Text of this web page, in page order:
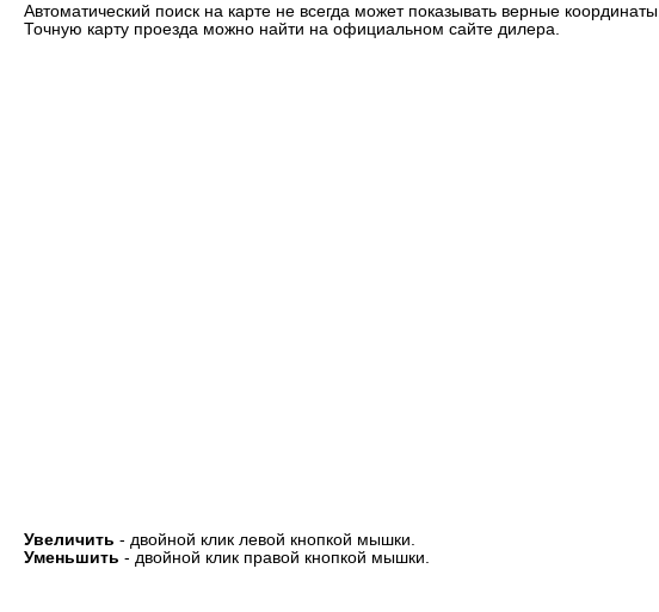
Автоматический поиск на карте не всегда может показывать верные координаты.
Точную карту проезда можно найти на официальном сайте дилера.
Увеличить - двойной клик левой кнопкой мышки.
Уменьшить - двойной клик правой кнопкой мышки.